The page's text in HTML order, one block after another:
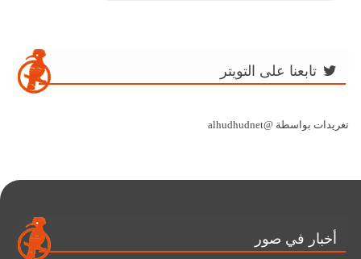
تابعنا على التويتر
تغريدات بواسطة @alhudhudnet
أخبار في صور